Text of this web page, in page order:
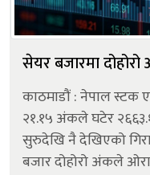
सेयर बजारमा
काठमाडौं : नेपाल स्टक
२१.१५ अंकले घटेर
सुरुदेखि नै देखिएको
बजार दोहोरो अंकले ओरालो लागेको